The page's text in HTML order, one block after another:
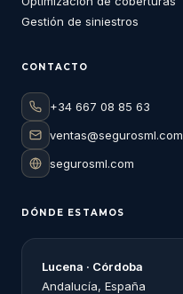
Gestión de siniestros
CONTACTO
+34 667 08 85 63
ventas@segurosml.com
segurosml.com
DÓNDE ESTAMOS
Lucena · Córdoba
Andalucía, España